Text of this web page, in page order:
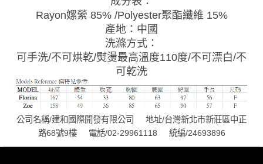
Rayon嫘縈 85% /Polyester聚酯纖維 15%
產地：中國
洗滌方式：
可手洗/不可烘乾/熨燙最高溫度110度/不可漂白/不
可乾洗
公司名稱/建和國際開發有限公司 地址/台灣新北市新莊區中正
路68號9樓 電話/02-29961118 統編/24693896